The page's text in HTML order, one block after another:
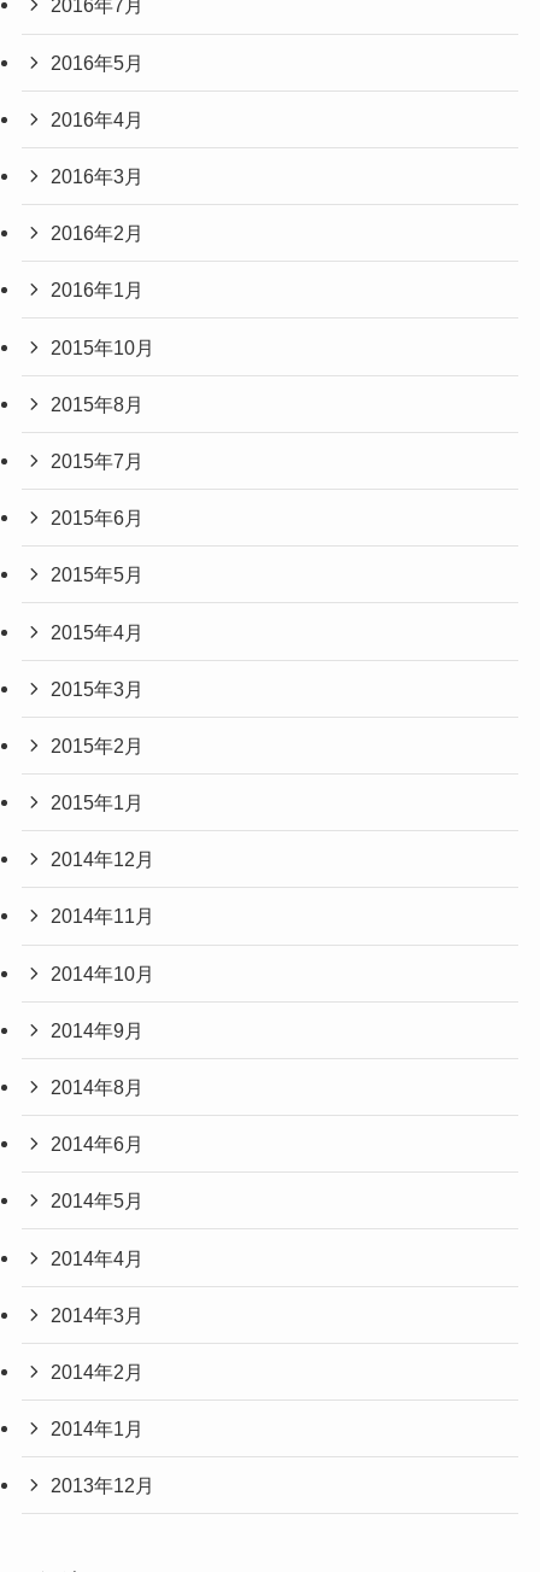
2016年7月
2016年5月
2016年4月
2016年3月
2016年2月
2016年1月
2015年10月
2015年8月
2015年7月
2015年6月
2015年5月
2015年4月
2015年3月
2015年2月
2015年1月
2014年12月
2014年11月
2014年10月
2014年9月
2014年8月
2014年6月
2014年5月
2014年4月
2014年3月
2014年2月
2014年1月
2013年12月